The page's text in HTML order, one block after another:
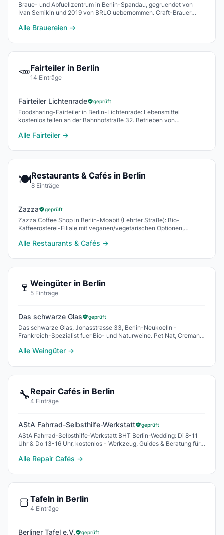
Braue- und Abfuellzentrum in Berlin-Spandau, gegruendet von
Ivan Semikin und 2019 von BRLO uebernommen. Craft-Brauer
Alle Brauereien →
🥕Fairteiler in Berlin
14 Einträge
Fairteiler Lichtenrade geprüft
Foodsharing-Fairteiler in Berlin-Lichtenrade: Lebensmittel
kostenlos teilen an der Bahnhofstraße 32. Betrieben von
Alle Fairteiler →
🍽️Restaurants & Cafés in Berlin
8 Einträge
Zazza geprüft
Zazza Coffee Shop in Berlin-Moabit (Lehrter Straße): Bio-
Kaffeerösterei-Filiale mit veganen/vegetarischen Optionen,
Alle Restaurants & Cafés →
🍷 Weingüter in Berlin
5 Einträge
Das schwarze Glas geprüft
Das schwarze Glas, Jonasstrasse 33, Berlin-Neukoelln -
Frankreich-Spezialist fuer Bio- und Naturweine. Pet Nat, Cremant,
Alle Weingüter →
🔧 Repair Cafés in Berlin
4 Einträge
AStA Fahrrad-Selbsthilfe-Werkstatt geprüft
AStA Fahrrad-Selbsthilfe-Werkstatt BHT Berlin-Wedding: Di 8-11
Uhr & Do 13-16 Uhr, kostenlos - Werkzeug, Guides & Beratung für
Alle Repair Cafés →
🍞 Tafeln in Berlin
4 Einträge
Berliner Tafel e.V. geprüft